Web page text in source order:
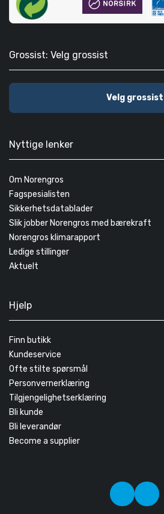
Grossist: Velg grossist
Velg grossist
Nyttige lenker
Om Norengros
Fagspesialisten
Sikkerhetsdatablader
Slik jobber Norengros med bærekraft
Norengros klimarapport
Ledige stillinger
Aktuelt
Hjelp
Finn butikk
Kundeservice
Ofte stilte spørsmål
Personvernerklæring
Tilgjengelighetserklæring
Bli kunde
Bli leverandør
Become a supplier